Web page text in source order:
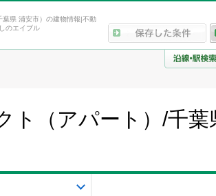
県 浦安市）の建物情報|不動
のエイブル
ト（アパート）/千葉